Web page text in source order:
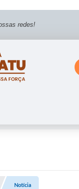
redes!
Notícia